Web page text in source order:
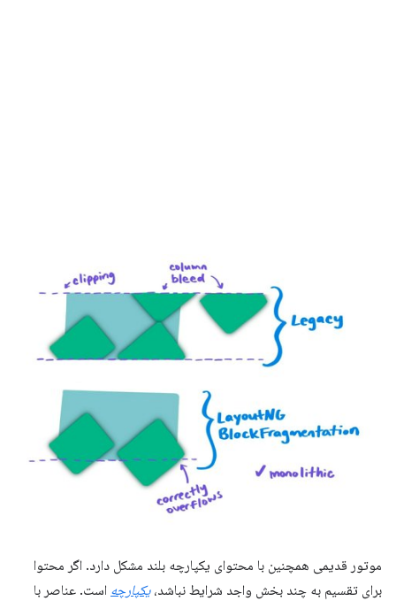
موتور قدیمی همچنین با محتوای یکپارچه بلند مشکل دارد. اگر محتوا
برای تقسیم به چند بخش واجد شرایط نباشد،یکپارچه است. عناصر با